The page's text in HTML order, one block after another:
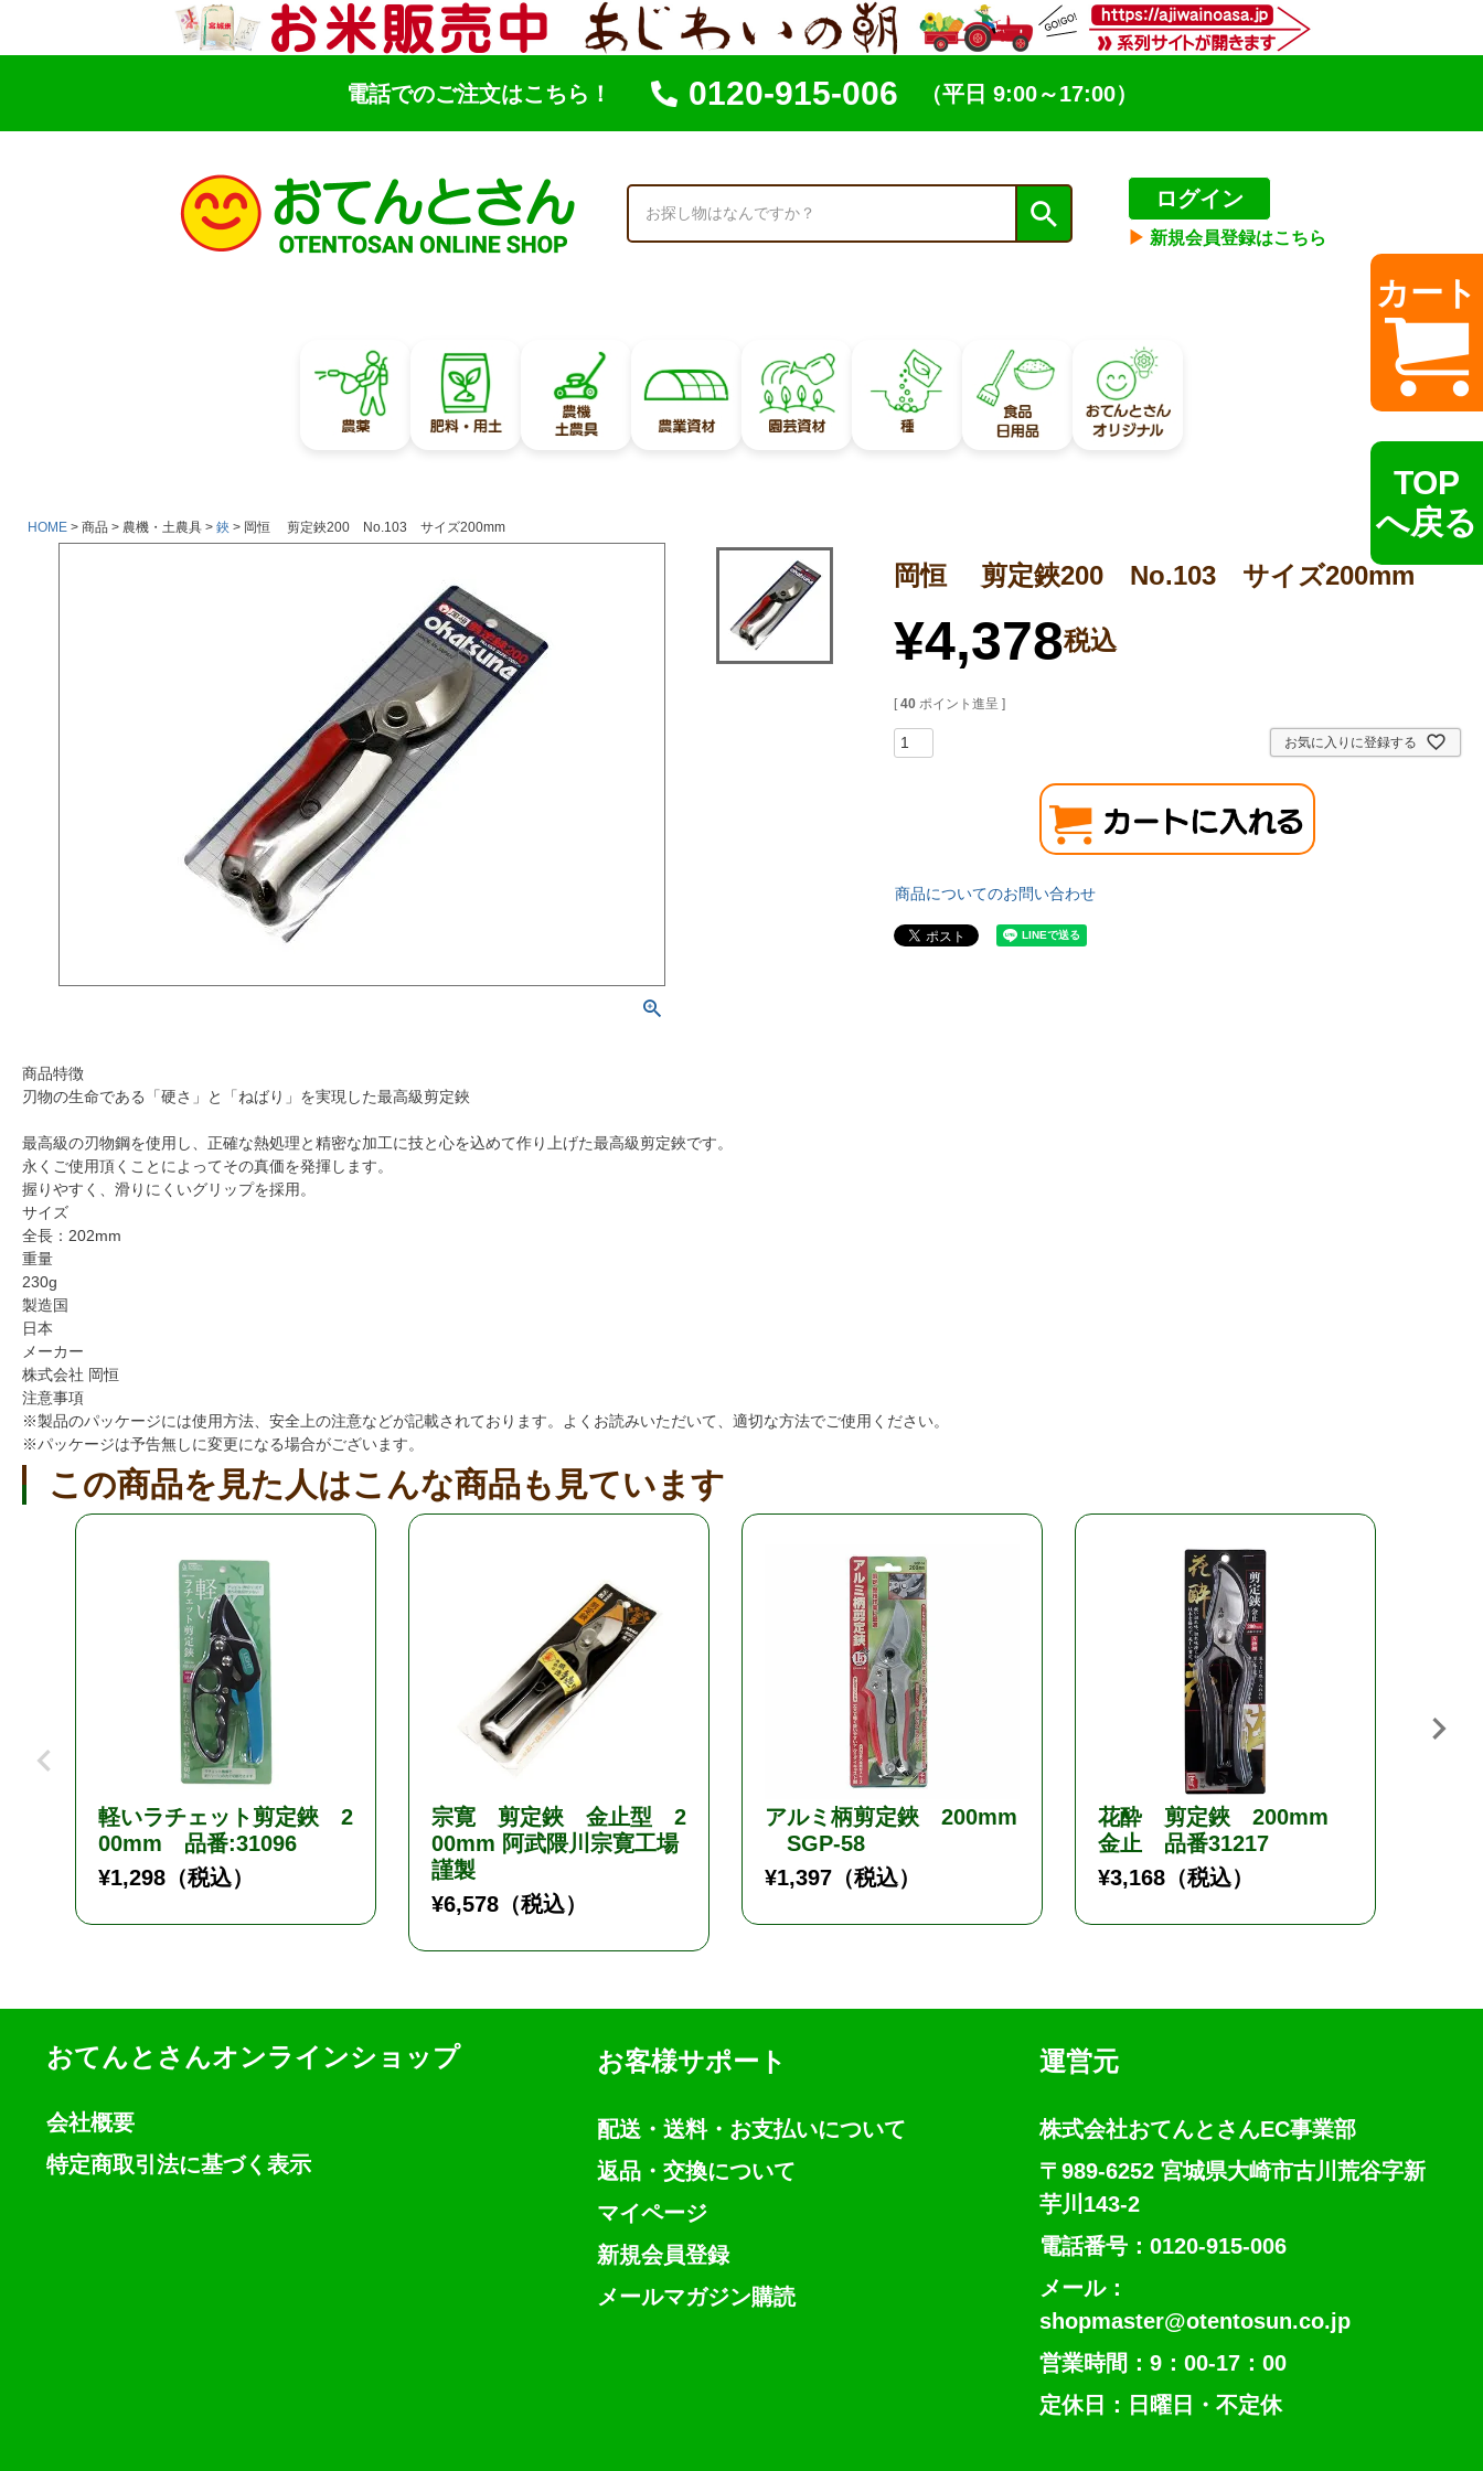
電話でのご注文はこちら！ 0120-915-006 （平日 9:00～17:00）
検索
ログイン
▶︎ 新規会員登録はこちら
カート
TOP
へ戻る
HOME 商品 農機・土農具 鋏 岡恒 剪定鋏200 No.103 サイズ200mm
岡恒 剪定鋏200 No.103 サイズ200mm
¥4,378税込
[ 40 ポイント進呈 ]
お気に入りに登録する
商品についてのお問い合わせ
商品特徴
刃物の生命である「硬さ」と「ねばり」を実現した最高級剪定鋏
最高級の刃物鋼を使用し、正確な熱処理と精密な加工に技と心を込めて作り上げた最高級剪定鋏です。
永くご使用頂くことによってその真価を発揮します。
握りやすく、滑りにくいグリップを採用。
サイズ
全長：202mm
重量
230g
製造国
日本
メーカー
株式会社 岡恒
注意事項
※製品のパッケージには使用方法、安全上の注意などが記載されております。よくお読みいただいて、適切な方法でご使用ください。
※パッケージは予告無しに変更になる場合がございます。
この商品を見た人はこんな商品も見ています
軽いラチェット剪定鋏 2
00mm 品番:31096
¥1,298 （税込）
宗寛 剪定鋏 金止型 2
00mm 阿武隈川宗寛工場
謹製
¥6,578 （税込）
アルミ柄剪定鋏 200mm
SGP-58
¥1,397 （税込）
花酔 剪定鋏 200mm
金止 品番31217
¥3,168 （税込）
おてんとさんオンラインショップ
会社概要
特定商取引法に基づく表示
お客様サポート
配送・送料・お支払いについて
返品・交換について
マイページ
新規会員登録
メールマガジン購読
運営元
株式会社おてんとさんEC事業部
〒989-6252 宮城県大崎市古川荒谷字新
芋川143-2
電話番号：0120-915-006
メール：
shopmaster@otentosun.co.jp
営業時間：9：00-17：00
定休日：日曜日・不定休